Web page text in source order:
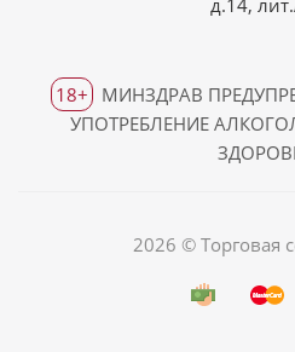
18+
МИНЗДРАВ
УПОТРЕБЛЕНИЕ
2026 © Торговая